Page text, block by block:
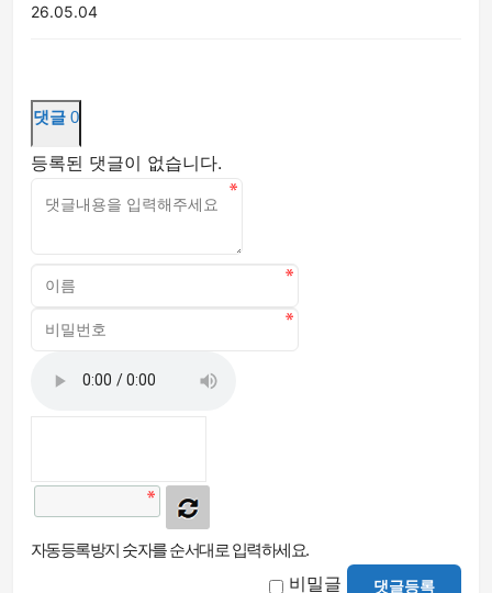
26.05.04
댓글 0
등록된 댓글이 없습니다.
자동등록방지 숫자를 순서대로 입력하세요.
비밀글 댓글등록